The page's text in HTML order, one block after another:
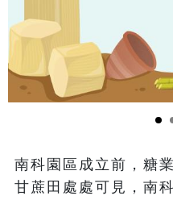
南科園區成立前，糖
甘蔗田處處可見，南